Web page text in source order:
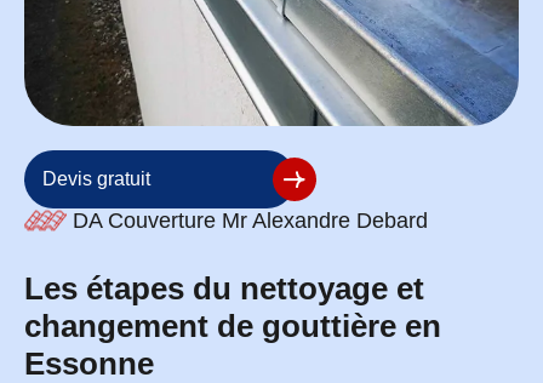
Devis gratuit
DA Couverture Mr Alexandre Debard
Les étapes du nettoyage et
changement de gouttière en
Essonne